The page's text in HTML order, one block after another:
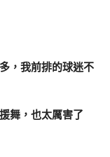
，我前排的球迷不
舞，也太厲害了